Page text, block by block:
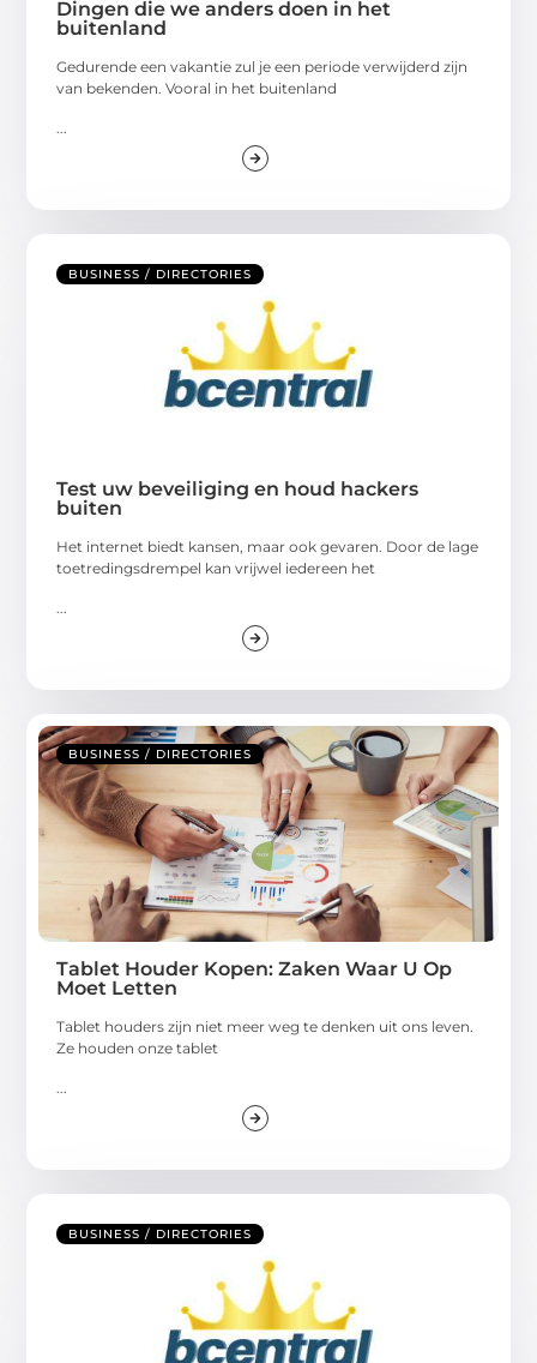
Dingen die we anders doen in het
buitenland
Gedurende een vakantie zul je een periode verwijderd zijn
van bekenden. Vooral in het buitenland
BUSINESS / DIRECTORIES
Test uw beveiliging en houd hackers
buiten
Het internet biedt kansen, maar ook gevaren. Door de lage
toetredingsdrempel kan vrijwel iedereen het
BUSINESS / DIRECTORIES
Tablet Houder Kopen: Zaken Waar U Op
Moet Letten
Tablet houders zijn niet meer weg te denken uit ons leven.
Ze houden onze tablet
BUSINESS / DIRECTORIES